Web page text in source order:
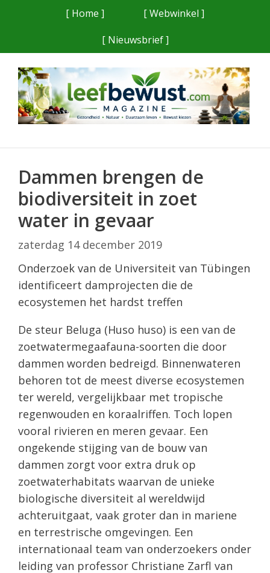
[ Home ]
[ Webwinkel ]
[ Nieuwsbrief ]
Dammen brengen de
biodiversiteit in zoet
water in gevaar
zaterdag 14 december 2019
Onderzoek van de Universiteit van Tübingen
identificeert damprojecten die de
ecosystemen het hardst treffen
De steur Beluga (Huso huso) is een van de
zoetwatermegaafauna-soorten die door
dammen worden bedreigd. Binnenwateren
behoren tot de meest diverse ecosystemen
ter wereld, vergelijkbaar met tropische
regenwouden en koraalriffen. Toch lopen
vooral rivieren en meren gevaar. Een
ongekende stijging van de bouw van
dammen zorgt voor extra druk op
zoetwaterhabitats waarvan de unieke
biologische diversiteit al wereldwijd
achteruitgaat, vaak groter dan in mariene
en terrestrische omgevingen. Een
internationaal team van onderzoekers onder
leiding van professor Christiane Zarfl van